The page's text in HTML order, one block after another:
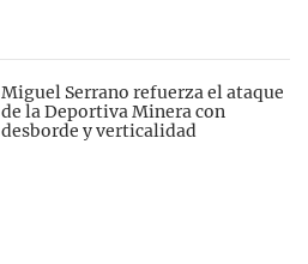
Miguel Serrano refuerza el ataque
de la Deportiva Minera con
desborde y verticalidad